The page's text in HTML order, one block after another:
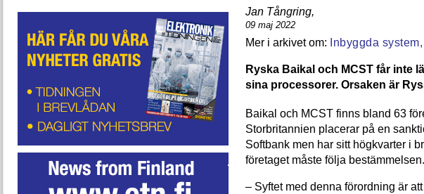
Jan Tångring,
09 maj 2022
Inbyggda system,
Ryska Baikal och MCST får inte
sina processorer. Orsaken är
Baikal och MCST finns bland 63
Storbritannien placerar på en
Softbank men har sitt högkvarter i
företaget måste följa bestämmelsen.
– Syftet med denna förordning är